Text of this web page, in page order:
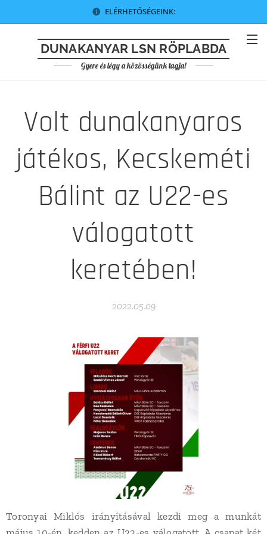
ELÉRHETŐSÉGEINK:
DUNAKANYAR LSN RÖPLABDA
Gyere és légy a közösségünk tagja!
Volt dunakanyaros
játékos, Kecskeméti
Bálint az U22-es
válogatott
keretében!
2022.05.09
Toronyai Miklós irányításával kezdi meg a munkát